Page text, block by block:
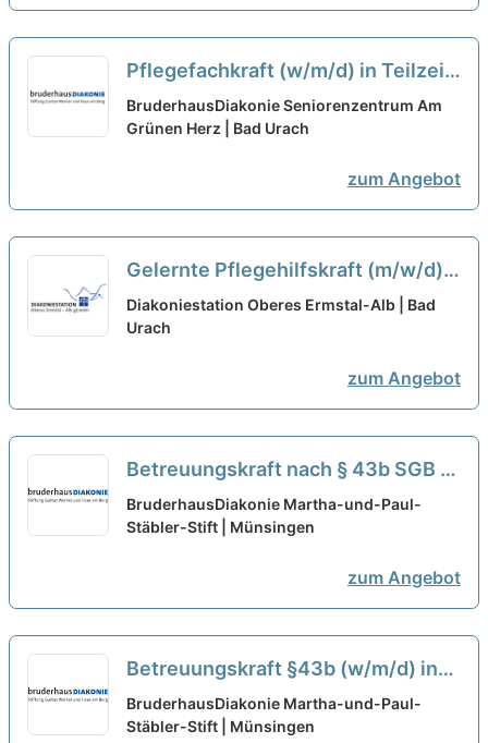
Pflegefachkraft (w/m/d) in Teilzeit
- Hier sind Sie richtig! neu
BruderhausDiakonie Seniorenzentrum Am
Grünen Herz | Bad Urach
zum Angebot
Gelernte Pflegehilfskraft (m/w/d)
in TEILZEIT - Wir suchen Zuwachs
in unserem Team!
Diakoniestation Oberes Ermstal-Alb | Bad
Urach
zum Angebot
Betreuungskraft nach § 43b SGB XI
(w/m/d) in Teilzeit (30-50%) -
mitWIRken! neu
BruderhausDiakonie Martha-und-Paul-
Stäbler-Stift | Münsingen
zum Angebot
Betreuungskraft §43b (w/m/d) in
Teilzeit (bis zu 50%) - mitWIRken!
neu
BruderhausDiakonie Martha-und-Paul-
Stäbler-Stift | Münsingen